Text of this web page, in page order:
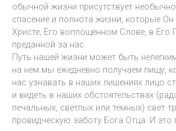
обычной жизни присутствует
спасение и полнота жизни, которые
Христе, Его воплощенном Слове, в Его
преданной за нас.
Путь нашей жизни может быть
на нем мы ежедневно получаем пищу,
нас узнавать в наших лишениях лицо
и видеть в наших обстоятельствах
печальных, светлых или темных) свет
провидческую заботу Бога Отца. И это